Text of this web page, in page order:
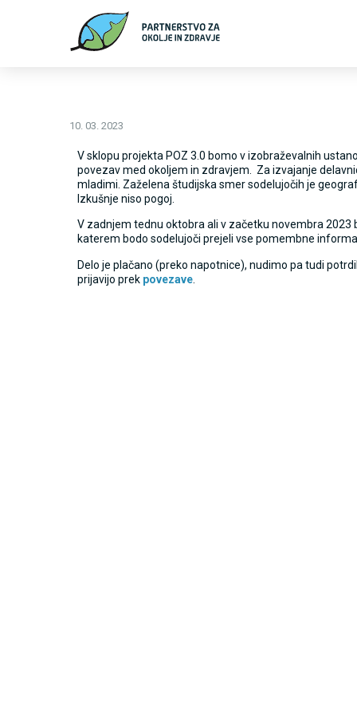
10. 03. 2023
V sklopu projekta POZ 3.0 bomo v izobraževalnih
povezav med okoljem in zdravjem. Za izvajanje
mladimi. Zaželena študijska smer sodelujočih je
Izkušnje niso pogoj.
V zadnjem tednu oktobra ali v začetku novembra
katerem bodo sodelujoči prejeli vse pomembne
Delo je plačano (preko napotnice), nudimo pa tudi
prijavijo prek povezave